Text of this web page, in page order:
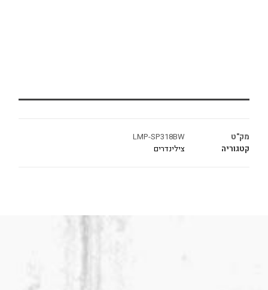
מק"ט
LMP-SP318BW
קטגוריה
צילינדרים